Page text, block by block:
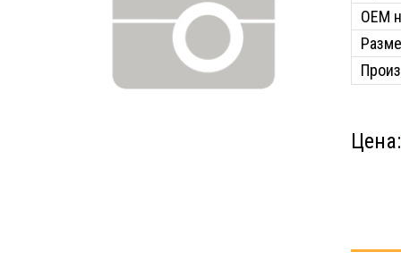
ОЕМ
Цена: